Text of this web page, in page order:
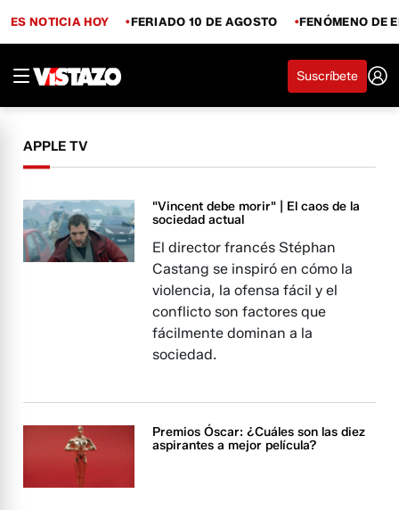
ES NOTICIA HOY FERIADO 10 DE AGOSTO FENÓMENO DE
Suscríbete
APPLE TV
"Vincent debe morir" | El caos de la
sociedad actual
El director francés Stéphan
Castang se inspiró en cómo la
violencia, la ofensa fácil y el
conflicto son factores que
fácilmente dominan a la
sociedad.
Premios Óscar: ¿Cuáles son las diez
aspirantes a mejor película?